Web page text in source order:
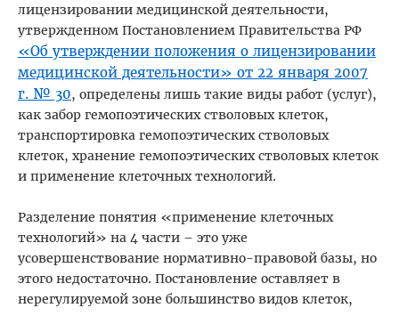
лицензировании медицинской деятельности,
утвержденном Постановлением Правительства РФ
«Об утверждении положения о лицензировании
медицинской деятельности» от 22 января 2007
г. № 30, определены лишь такие виды работ (услуг),
как забор гемопоэтических стволовых клеток,
транспортировка гемопоэтических стволовых
клеток, хранение гемопоэтических стволовых клеток
и применение клеточных технологий.
Разделение понятия «применение клеточных
технологий» на 4 части – это уже
усовершенствование нормативно-правовой базы, но
этого недостаточно. Постановление оставляет в
нерегулируемой зоне большинство видов клеток,